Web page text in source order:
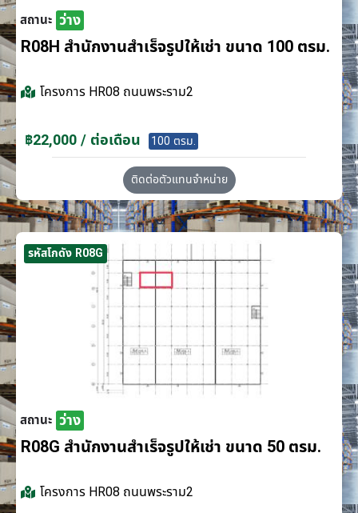
สถานะ ว่าง
R08H สำนักงานสำเร็จรูปให้เช่า ขนาด 100 ตรม.
โครงการ HR08 ถนนพระราม2
฿22,000 / ต่อเดือน 100 ตรม.
ติดต่อตัวแทนจำหน่าย
รหัสโกดัง R08G
สถานะ ว่าง
R08G สำนักงานสำเร็จรูปให้เช่า ขนาด 50 ตรม.
โครงการ HR08 ถนนพระราม2